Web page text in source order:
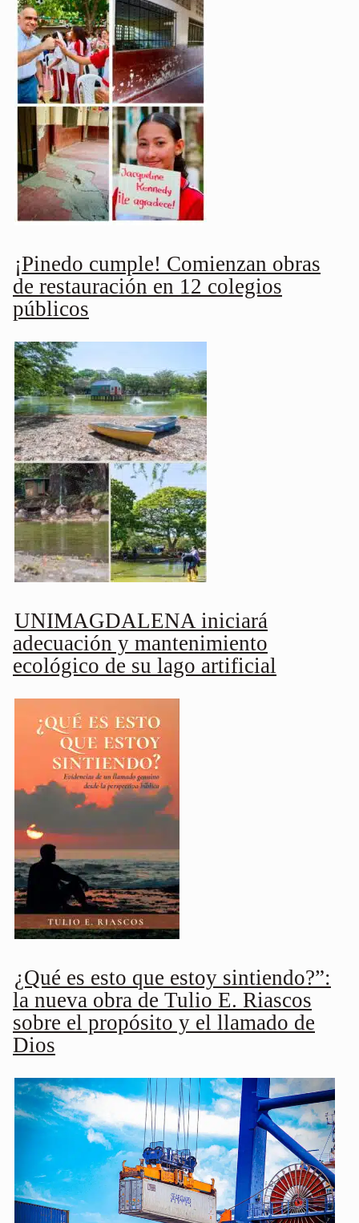
¡Pinedo cumple! Comienzan obras
de restauración en 12 colegios
públicos
UNIMAGDALENA iniciará
adecuación y mantenimiento
ecológico de su lago artificial
¿Qué es esto que estoy sintiendo?”:
la nueva obra de Tulio E. Riascos
sobre el propósito y el llamado de
Dios